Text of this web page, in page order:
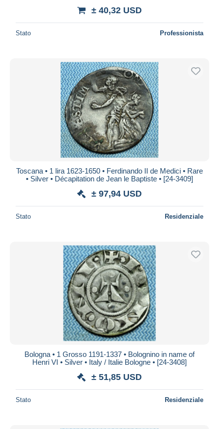
± 40,32 USD
Stato Professionista
Toscana • 1 lira 1623-1650 • Ferdinando II de Medici • Rare
• Silver • Décapitation de Jean le Baptiste • [24-3409]
± 97,94 USD
Stato Residenziale
Bologna • 1 Grosso 1191-1337 • Bolognino in name of
Henri VI • Silver • Italy / Italie Bologne • [24-3408]
± 51,85 USD
Stato Residenziale